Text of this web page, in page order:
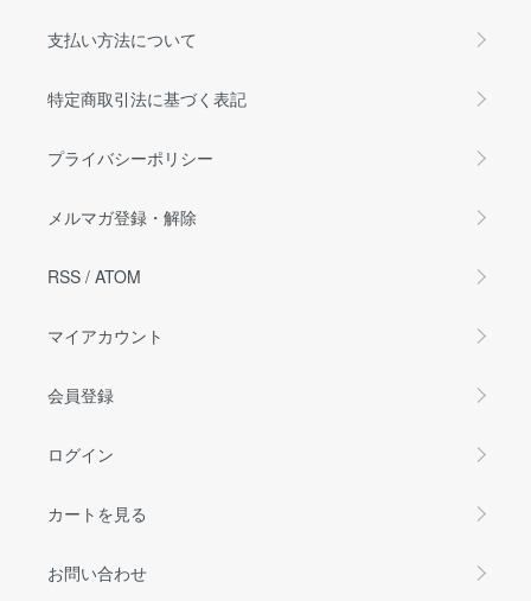
支払い方法について
特定商取引法に基づく表記
プライバシーポリシー
メルマガ登録・解除
RSS / ATOM
マイアカウント
会員登録
ログイン
カートを見る
お問い合わせ